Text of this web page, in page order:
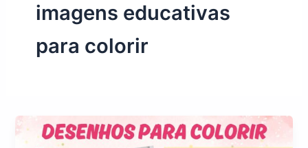
imagens educativas
para colorir